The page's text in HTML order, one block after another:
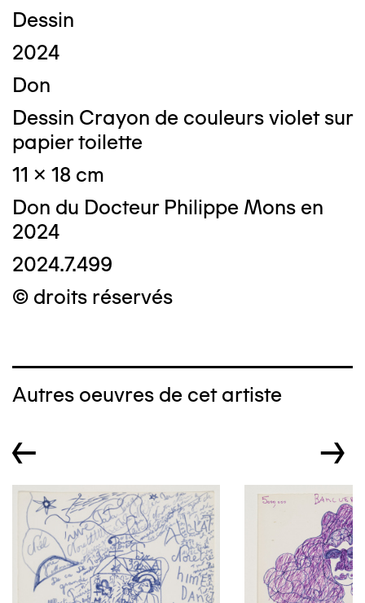
Dessin
2024
Don
Dessin Crayon de couleurs violet sur
papier toilette
11 x 18 cm
Don du Docteur Philippe Mons en
2024
2024.7.499
© droits réservés
Autres oeuvres de cet artiste
← →